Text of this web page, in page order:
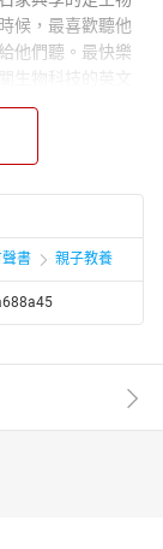
候，最喜歡聽他
他們聽。最快樂
生物科技的英文
文著作——《牛頓
》、《陋室底下
居禮夫人》，都
委員，也是該屆
奪得金鐘獎新聞
》、《新聞夜總
樣的親密關係》
事書：十萬個為
芒：居禮夫人的
裡的光芒：居禮
書 親子教養